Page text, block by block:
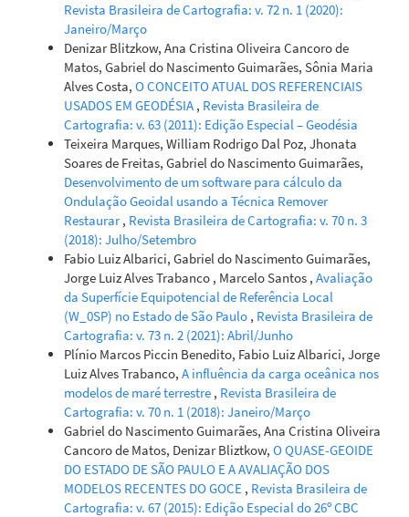
Revista Brasileira de Cartografia: v. 72 n. 1 (2020):
Janeiro/Março
Denizar Blitzkow, Ana Cristina Oliveira Cancoro de
Matos, Gabriel do Nascimento Guimarães, Sônia Maria
Alves Costa, O CONCEITO ATUAL DOS REFERENCIAIS
USADOS EM GEODÉSIA , Revista Brasileira de
Cartografia: v. 63 (2011): Edição Especial – Geodésia
Teixeira Marques, William Rodrigo Dal Poz, Jhonata
Soares de Freitas, Gabriel do Nascimento Guimarães,
Desenvolvimento de um software para cálculo da
Ondulação Geoidal usando a Técnica Remover
Restaurar, Revista Brasileira de Cartografia: v. 70 n. 3
(2018): Julho/Setembro
Fabio Luiz Albarici, Gabriel do Nascimento Guimarães,
Jorge Luiz Alves Trabanco , Marcelo Santos , Avaliação
da Superfície Equipotencial de Referência Local
(W_0SP) no Estado de São Paulo , Revista Brasileira de
Cartografia: v. 73 n. 2 (2021): Abril/Junho
Plínio Marcos Piccin Benedito, Fabio Luiz Albarici, Jorge
Luiz Alves Trabanco, A influência da carga oceânica nos
modelos de maré terrestre , Revista Brasileira de
Cartografia: v. 70 n. 1 (2018): Janeiro/Março
Gabriel do Nascimento Guimarães, Ana Cristina Oliveira
Cancoro de Matos, Denizar Bliztkow, O QUASE-GEOIDE
DO ESTADO DE SÃO PAULO E A AVALIAÇÃO DOS
MODELOS RECENTES DO GOCE , Revista Brasileira de
Cartografia: v. 67 (2015): Edição Especial do 26º CBC